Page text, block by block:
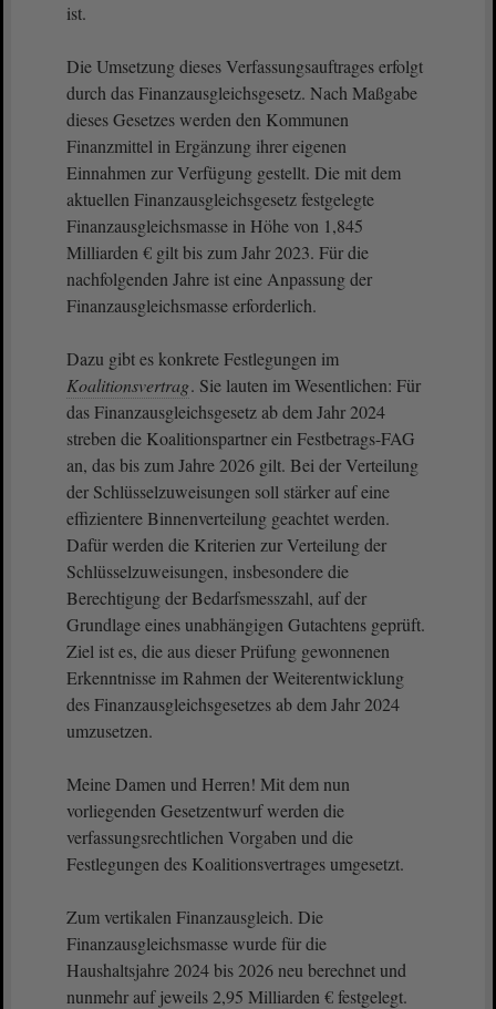
ist.
Die Umsetzung dieses Verfassungsauftrages erfolgt
durch das Finanzausgleichsgesetz. Nach Maßgabe
dieses Gesetzes werden den Kommunen
Finanzmittel in Ergänzung ihrer eigenen
Einnahmen zur Verfügung gestellt. Die mit dem
aktuellen Finanzausgleichsgesetz festgelegte
Finanzausgleichsmasse in Höhe von 1,845
Milliarden € gilt bis zum Jahr 2023. Für die
nachfolgenden Jahre ist eine Anpassung der
Finanzausgleichsmasse erforderlich.
Dazu gibt es konkrete Festlegungen im
Koalitionsvertrag. Sie lauten im Wesentlichen: Für
das Finanzausgleichsgesetz ab dem Jahr 2024
streben die Koalitionspartner ein Festbetrags-FAG
an, das bis zum Jahre 2026 gilt. Bei der Verteilung
der Schlüsselzuweisungen soll stärker auf eine
effizientere Binnenverteilung geachtet werden.
Dafür werden die Kriterien zur Verteilung der
Schlüsselzuweisungen, insbesondere die
Berechtigung der Bedarfsmesszahl, auf der
Grundlage eines unabhängigen Gutachtens geprüft.
Ziel ist es, die aus dieser Prüfung gewonnenen
Erkenntnisse im Rahmen der Weiterentwicklung
des Finanzausgleichsgesetzes ab dem Jahr 2024
umzusetzen.
Meine Damen und Herren! Mit dem nun
vorliegenden Gesetzentwurf werden die
verfassungsrechtlichen Vorgaben und die
Festlegungen des Koalitionsvertrages umgesetzt.
Zum vertikalen Finanzausgleich. Die
Finanzausgleichsmasse wurde für die
Haushaltsjahre 2024 bis 2026 neu berechnet und
nunmehr auf jeweils 2,95 Milliarden € festgelegt.